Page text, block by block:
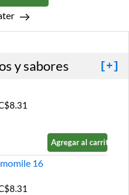
y sabores [+]
Agregar al carrito »
16